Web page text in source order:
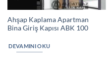
Ahşap Kaplama Apartman
Bina Giriş Kapısı ABK 100
DEVAMINI OKU